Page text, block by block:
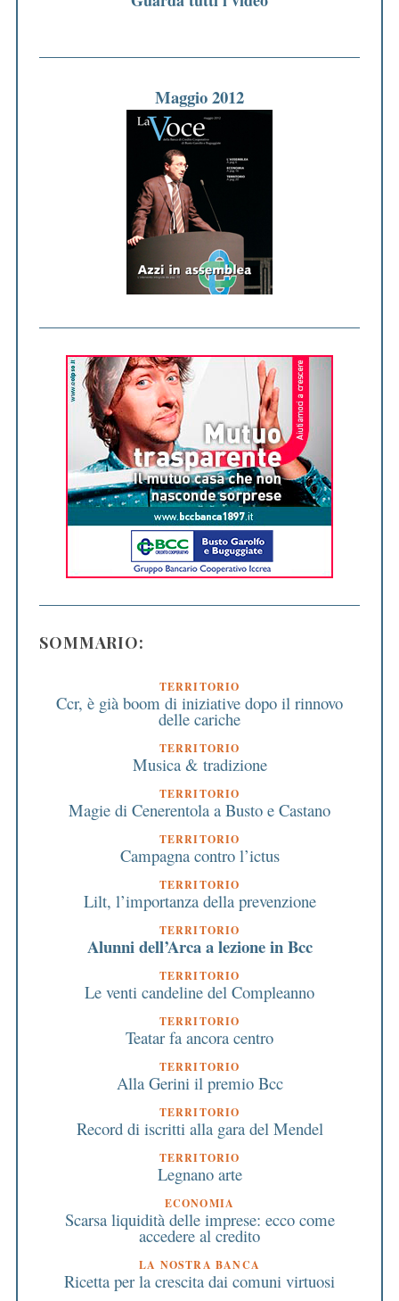
Maggio 2012
SOMMARIO:
TERRITORIO
Ccr, è già boom di iniziative dopo il rinnovo
delle cariche
TERRITORIO
Musica & tradizione
TERRITORIO
Magie di Cenerentola a Busto e Castano
TERRITORIO
Campagna contro l’ictus
TERRITORIO
Lilt, l’importanza della prevenzione
TERRITORIO
Alunni dell’Arca a lezione in Bcc
TERRITORIO
Le venti candeline del Compleanno
TERRITORIO
Teatar fa ancora centro
TERRITORIO
Alla Gerini il premio Bcc
TERRITORIO
Record di iscritti alla gara del Mendel
TERRITORIO
Legnano arte
ECONOMIA
Scarsa liquidità delle imprese: ecco come
accedere al credito
LA NOSTRA BANCA
Ricetta per la crescita dai comuni virtuosi